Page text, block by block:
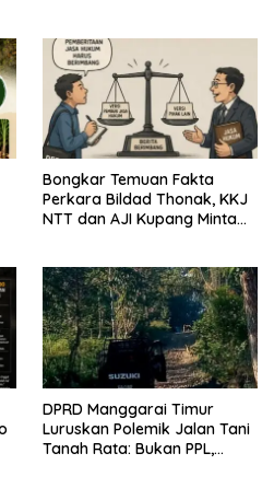
Bongkar Temuan Fakta
Perkara Bildad Thonak, KKJ
NTT dan AJI Kupang Minta
DPRD Manggarai Timur
Luruskan Polemik Jalan Tani
Tanah Rata: Bukan PPL,